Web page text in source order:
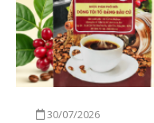
30/07/2026